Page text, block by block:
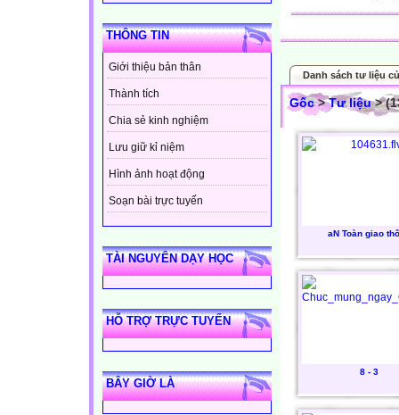
THÔNG TIN
Giới thiệu bản thân
Thành tích
Chia sẻ kinh nghiệm
Lưu giữ kỉ niệm
Hình ảnh hoạt động
Soạn bài trực tuyến
TÀI NGUYÊN DẠY HỌC
HỖ TRỢ TRỰC TUYẾN
BÂY GIỜ LÀ
Danh sách tư liệu
Gốc>Tư liệu>
aN Toàn giao
8 - 3